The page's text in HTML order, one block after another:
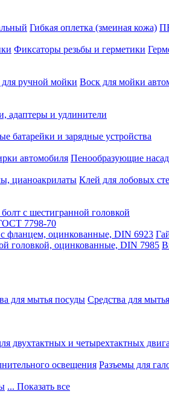
Гибкая оплетка (змеиная кожа)
Фиксаторы резьбы и герметики
ручной мойки Воск для мойки
адаптеры и удлинители
батарейки и зарядные устройства
автомобиля Пенообразующие
цианоакрилаты Клей для лобовых
с шестигранной головкой
7798-70
фланцем, оцинкованные, DIN 6923
головкой, оцинкованные, DIN 7985
для мытья посуды Средства для
двухтактных и четырехтактных
освещения Разъемы для
... Показать все